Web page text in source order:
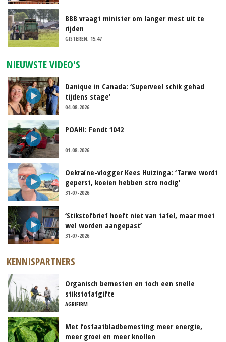
BBB vraagt minister om langer mest uit te
rijden
GISTEREN, 15:47
NIEUWSTE VIDEO'S
Danique in Canada: ‘Superveel schik gehad
tijdens stage’
04-08-2026
POAH!: Fendt 1042
01-08-2026
Oekraïne-vlogger Kees Huizinga: ‘Tarwe wordt
geperst, koeien hebben stro nodig’
31-07-2026
‘Stikstofbrief hoeft niet van tafel, maar moet
wel worden aangepast’
31-07-2026
KENNISPARTNERS
Organisch bemesten en toch een snelle
stikstofafgifte
AGRIFIRM
Met fosfaatbladbemesting meer energie,
meer groei en meer knollen